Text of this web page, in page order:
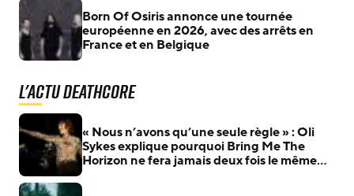
Born Of Osiris annonce une tournée
européenne en 2026, avec des arrêts en
France et en Belgique
L'actu Deathcore
« Nous n’avons qu’une seule règle » : Oli
Sykes explique pourquoi Bring Me The
Horizon ne fera jamais deux fois le même